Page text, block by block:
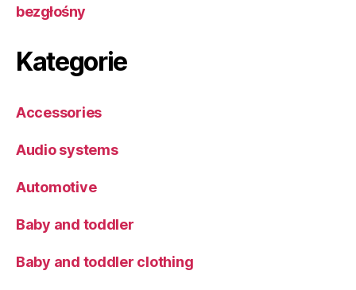
bezgłośny
Kategorie
Accessories
Audio systems
Automotive
Baby and toddler
Baby and toddler clothing